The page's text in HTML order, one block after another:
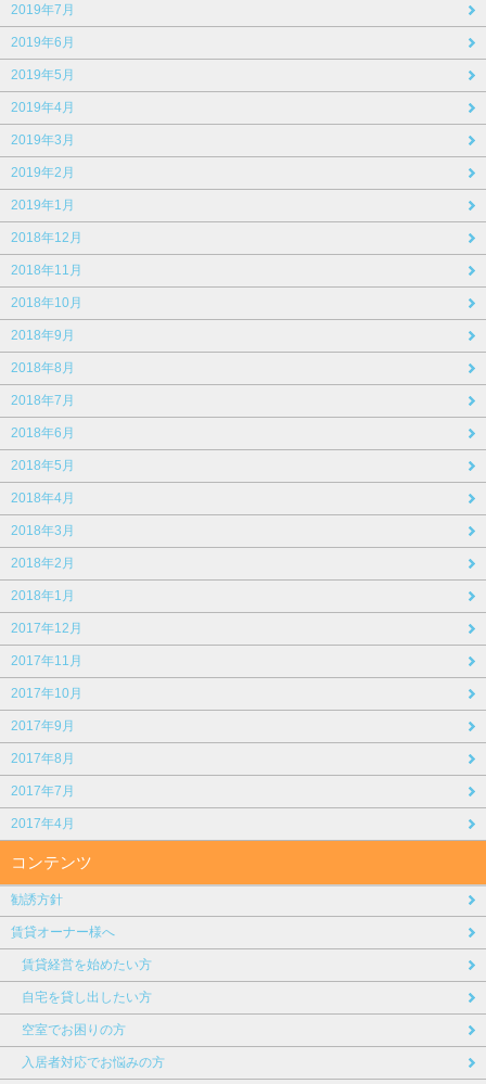
2019年7月
2019年6月
2019年5月
2019年4月
2019年3月
2019年2月
2019年1月
2018年12月
2018年11月
2018年10月
2018年9月
2018年8月
2018年7月
2018年6月
2018年5月
2018年4月
2018年3月
2018年2月
2018年1月
2017年12月
2017年11月
2017年10月
2017年9月
2017年8月
2017年7月
2017年4月
コンテンツ
勧誘方針
賃貸オーナー様へ
賃貸経営を始めたい方
自宅を貸し出したい方
空室でお困りの方
入居者対応でお悩みの方